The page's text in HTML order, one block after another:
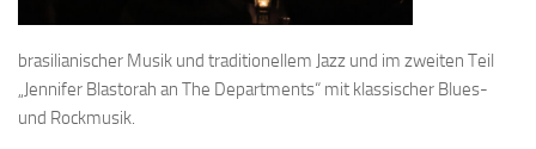
brasilianischer Musik und traditionellem Jazz und im zweiten Teil
„Jennifer Blastorah an The Departments“ mit klassischer Blues-
und Rockmusik.